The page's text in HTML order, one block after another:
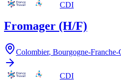
CDI
Fromager (H/F)
Colombier, Bourgogne-Franche-
CDI